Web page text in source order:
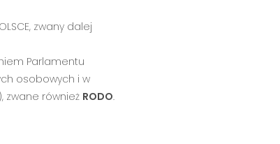
zwany dalej
Parlamentu
osobowych i w
zwane również RODO.